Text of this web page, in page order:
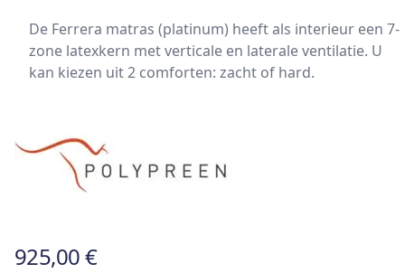
De Ferrera matras (platinum) heeft als interieur een 7-
zone latexkern met verticale en laterale ventilatie. U
kan kiezen uit 2 comforten: zacht of hard.
925,00 €